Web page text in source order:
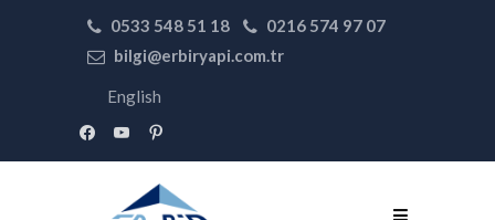
0533 548 51 18
0216 574 97 07
bilgi@erbiryapi.com.tr
English
facebookyoutubepinterest